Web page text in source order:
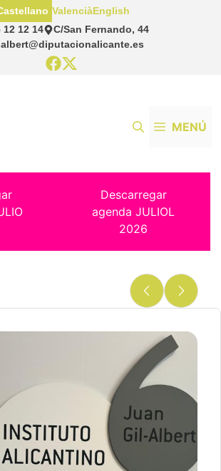
12 12 14
C/San Fernando, 44
ValenciàEnglish
MENÚ
Descarregar
agenda JULIOL
2026